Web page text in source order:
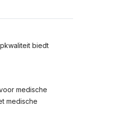
biedt
medische
medische